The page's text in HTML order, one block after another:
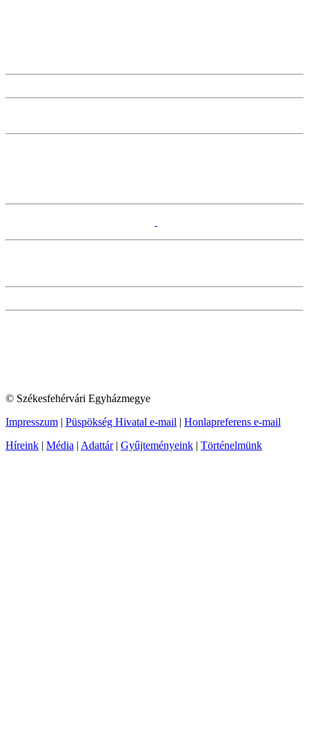
© Székesfehérvári Egyházmegye
Impresszum | Püspökség Hivatal e-mail | Honlapreferens e-mail
Híreink | Média | Adattár| Gyűjteményeink | Történelmünk